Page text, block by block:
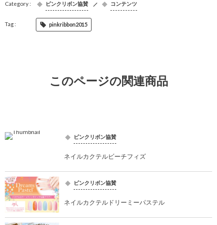
ピンクリボン協賛 コンテンツ
pinkribbon2015
このページの関連商品
ピンクリボン協賛
ネイルカクテルビーチフィズ
ピンクリボン協賛
ネイルカクテルドリーミーパステル